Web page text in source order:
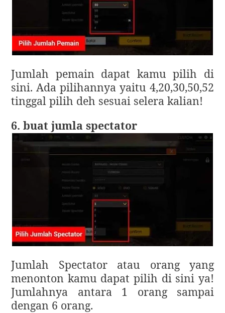
Jumlah pemain dapat kamu pilih di
sini. Ada pilihannya yaitu 4,20,30,50,52
tinggal pilih deh sesuai selera kalian!
6. buat jumla spectator
Jumlah Spectator atau orang yang
menonton kamu dapat pilih di sini ya!
Jumlahnya antara 1 orang sampai
dengan 6 orang.